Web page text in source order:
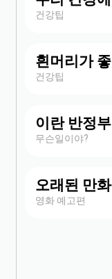
건강팁
흰머리가
건강팁
이란 반정
무슨일이야?
오래된 만
영화 예고편